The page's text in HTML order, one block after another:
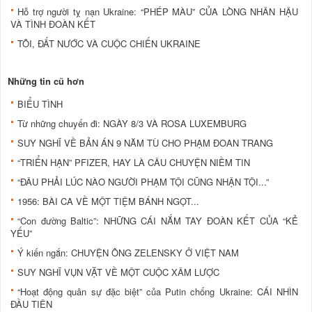
Hỗ trợ người tỵ nạn Ukraine: “PHÉP MÀU” CỦA LÒNG NHÂN HẬU
VÀ TÌNH ĐOÀN KẾT
TÔI, ĐẤT NƯỚC VÀ CUỘC CHIẾN UKRAINE
Những tin cũ hơn
BIỂU TÌNH
Từ những chuyến đi: NGÀY 8/3 VÀ ROSA LUXEMBURG
SUY NGHĨ VỀ BẢN ÁN 9 NĂM TÙ CHO PHẠM ĐOAN TRANG
“TRIỂN HẠN” PFIZER, HAY LÀ CÂU CHUYỆN NIỀM TIN
“ĐÂU PHẢI LÚC NÀO NGƯỜI PHẠM TỘI CŨNG NHẬN TỘI...”
1956: BÀI CA VỀ MỘT TIỆM BÁNH NGỌT...
“Con đường Baltic”: NHỮNG CÁI NẮM TAY ĐOÀN KẾT CỦA “KẺ
YẾU”
Ý kiến ngắn: CHUYỆN ÔNG ZELENSKY Ở VIỆT NAM
SUY NGHĨ VỤN VẶT VỀ MỘT CUỘC XÂM LƯỢC
“Hoạt động quân sự đặc biệt” của Putin chống Ukraine: CÁI NHÌN
ĐẦU TIÊN